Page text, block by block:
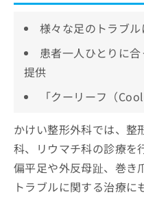
様々な足のトラブ
患者一人ひとりに
提供
「クーリーフ（
かけい整形外科では、整
科、リウマチ科の診療を
偏平足や外反母趾、巻き
トラブルに関する治療に